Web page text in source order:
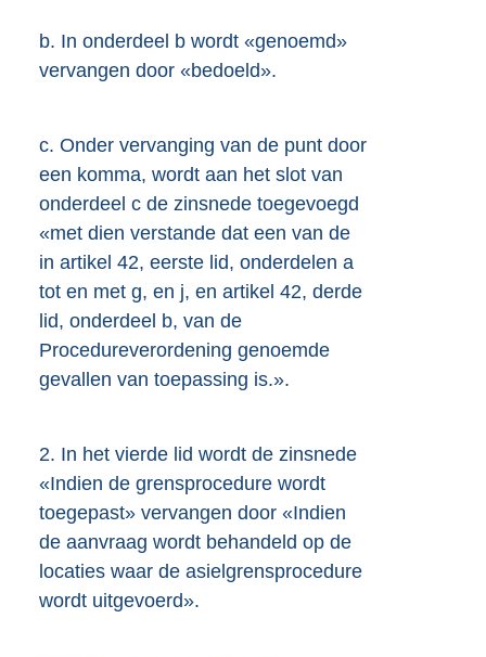
b. In onderdeel b wordt «genoemd»
vervangen door «bedoeld».
c. Onder vervanging van de punt door
een komma, wordt aan het slot van
onderdeel c de zinsnede toegevoegd
«met dien verstande dat een van de
in artikel 42, eerste lid, onderdelen a
tot en met g, en j, en artikel 42, derde
lid, onderdeel b, van de
Procedureverordening genoemde
gevallen van toepassing is.».
2. In het vierde lid wordt de zinsnede
«Indien de grensprocedure wordt
toegepast» vervangen door «Indien
de aanvraag wordt behandeld op de
locaties waar de asielgrensprocedure
wordt uitgevoerd».